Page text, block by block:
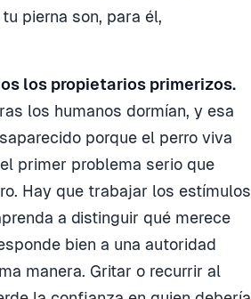
pierna son, para él,
los propietarios primerizos.
los humanos dormían, y esa
porque el perro viva
primer problema serio que
Hay que trabajar los estímulos
a distinguir qué merece
bien a una autoridad
manera. Gritar o recurrir al